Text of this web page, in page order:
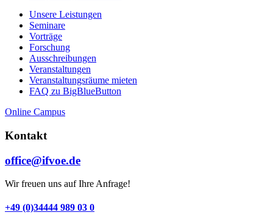
Unsere Leistungen
Seminare
Vorträge
Forschung
Ausschreibungen
Veranstaltungen
Veranstaltungs­räume mieten
FAQ zu BigBlueButton
Online Campus
Kontakt
office@ifvoe.de
Wir freuen uns auf Ihre Anfrage!
+49 (0)34444 989 03 0